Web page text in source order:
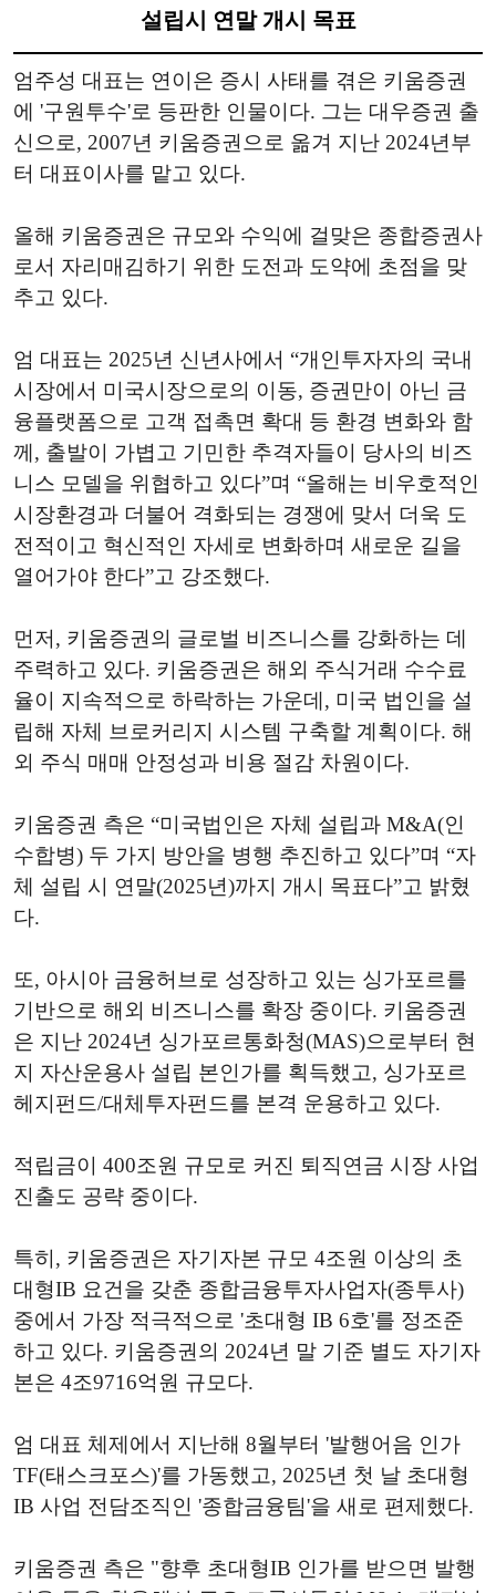
설립시 연말 개시 목표
엄주성 대표는 연이은 증시 사태를 겪은 키움증권
에 '구원투수'로 등판한 인물이다. 그는 대우증권 출
신으로, 2007년 키움증권으로 옮겨 지난 2024년부
터 대표이사를 맡고 있다.
올해 키움증권은 규모와 수익에 걸맞은 종합증권사
로서 자리매김하기 위한 도전과 도약에 초점을 맞
추고 있다.
엄 대표는 2025년 신년사에서 “개인투자자의 국내
시장에서 미국시장으로의 이동, 증권만이 아닌 금
융플랫폼으로 고객 접촉면 확대 등 환경 변화와 함
께, 출발이 가볍고 기민한 추격자들이 당사의 비즈
니스 모델을 위협하고 있다”며 “올해는 비우호적인
시장환경과 더불어 격화되는 경쟁에 맞서 더욱 도
전적이고 혁신적인 자세로 변화하며 새로운 길을
열어가야 한다”고 강조했다.
먼저, 키움증권의 글로벌 비즈니스를 강화하는 데
주력하고 있다. 키움증권은 해외 주식거래 수수료
율이 지속적으로 하락하는 가운데, 미국 법인을 설
립해 자체 브로커리지 시스템 구축할 계획이다. 해
외 주식 매매 안정성과 비용 절감 차원이다.
키움증권 측은 “미국법인은 자체 설립과 M&A(인
수합병) 두 가지 방안을 병행 추진하고 있다”며 “자
체 설립 시 연말(2025년)까지 개시 목표다”고 밝혔
다.
또, 아시아 금융허브로 성장하고 있는 싱가포르를
기반으로 해외 비즈니스를 확장 중이다. 키움증권
은 지난 2024년 싱가포르통화청(MAS)으로부터 현
지 자산운용사 설립 본인가를 획득했고, 싱가포르
헤지펀드/대체투자펀드를 본격 운용하고 있다.
적립금이 400조원 규모로 커진 퇴직연금 시장 사업
진출도 공략 중이다.
특히, 키움증권은 자기자본 규모 4조원 이상의 초
대형IB 요건을 갖춘 종합금융투자사업자(종투사)
중에서 가장 적극적으로 '초대형 IB 6호'를 정조준
하고 있다. 키움증권의 2024년 말 기준 별도 자기자
본은 4조9716억원 규모다.
엄 대표 체제에서 지난해 8월부터 '발행어음 인가
TF(태스크포스)'를 가동했고, 2025년 첫 날 초대형
IB 사업 전담조직인 '종합금융팀'을 새로 편제했다.
키움증권 측은 "향후 초대형IB 인가를 받으면 발행